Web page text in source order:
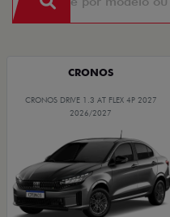
CRONOS
CRONOS DRIVE 1.3 AT FLEX 4P 2027
2026/2027